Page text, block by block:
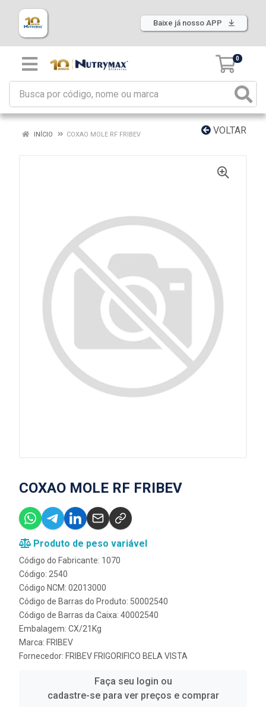
Baixe já nosso APP
0
VOLTAR
INÍCIO COXAO MOLE RF FRIBEV
COXAO MOLE RF FRIBEV
Produto de peso variável
Código do Fabricante: 1070
Código: 2540
Código NCM: 02013000
Código de Barras do Produto: 50002540
Código de Barras da Caixa: 40002540
Embalagem: CX/21Kg
Marca: FRIBEV
Fornecedor: FRIBEV FRIGORIFICO BELA VISTA
Faça seu login ou
cadastre-se para ver preços e comprar